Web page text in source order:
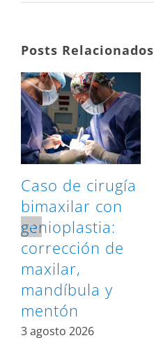
Posts Relacionados
Caso de cirugía
bimaxilar con
genioplastia:
corrección de
maxilar,
mandíbula y
mentón
3 agosto 2026